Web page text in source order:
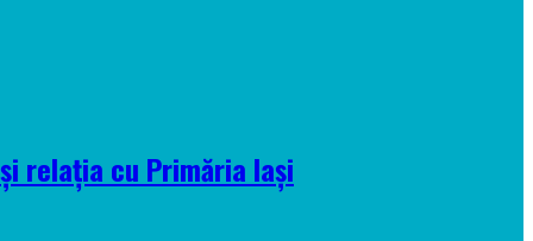
relația cu Primăria Iași